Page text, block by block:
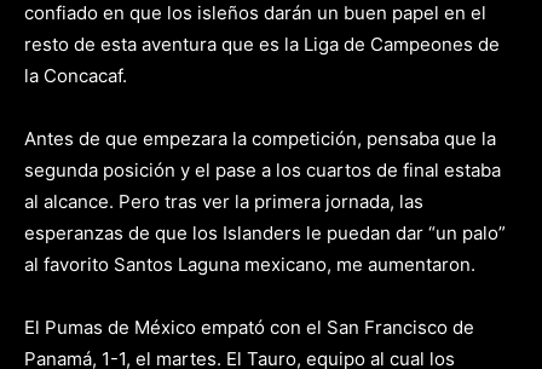
confiado en que los isleños darán un buen papel en el
resto de esta aventura que es la Liga de Campeones de
la Concacaf.
Antes de que empezara la competición, pensaba que la
segunda posición y el pase a los cuartos de final estaba
al alcance. Pero tras ver la primera jornada, las
esperanzas de que los Islanders le puedan dar “un palo”
al favorito Santos Laguna mexicano, me aumentaron.
El Pumas de México empató con el San Francisco de
Panamá, 1-1, el martes. El Tauro, equipo al cual los